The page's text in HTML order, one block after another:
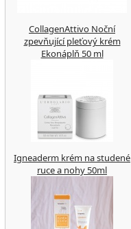
CollagenAttivo Noční
zpevňující pleťový krém
Ekonáplň 50 ml
Igneaderm krém na studené
ruce a nohy 50ml